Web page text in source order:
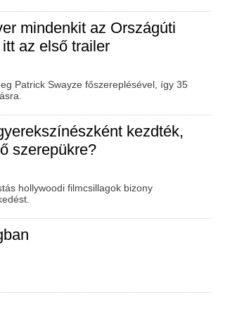
mindenkit az Országúti
az első trailer
Patrick Swayze főszereplésével, így 35
kezdték,
szerepükre?
hollywoodi filmcsillagok bizony